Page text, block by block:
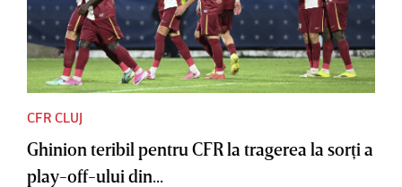
CFR CLUJ
Ghinion teribil pentru CFR la tragerea la sorţi a
play-off-ului din...